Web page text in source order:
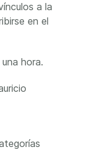
a la
en el
hora.